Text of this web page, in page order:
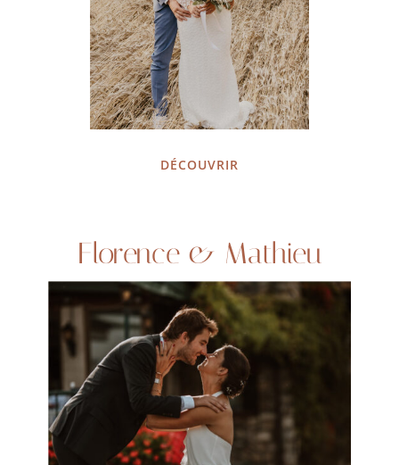
DÉCOUVRIR
Florence & Mathieu